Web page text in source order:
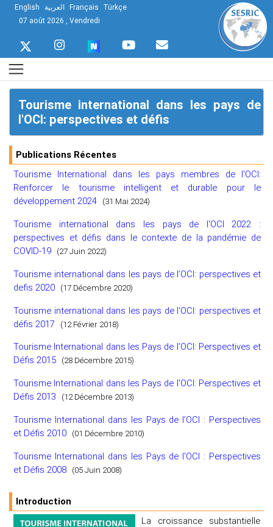
English العربية Français Türkçe
07 août 2026 , Vendredi
Tourisme international dans les pays de
l'OCI: perspectives et défis
Publications Récentes
Tourisme International dans les pays membres de l'OCI:
Renforcer le tourisme intelligent et durable pour le
développement 2024 (31 Mai 2024)
Tourisme international dans les pays de l'OCI 2022 :
perspectives et défis dans le contexte de la pandémie de
COVID-19 (27 Juin 2022)
Tourisme international dans les pays de l’OCI: perspectives et
defis 2020 (17 Décembre 2020)
Tourisme international dans les pays de l'OCI: perspectives et
défis 2017
(12 Février 2018)
Tourisme International dans les Pays de l’OCI: Perspectives et
Défis 2015 (28 Décembre 2015)
Tourisme International dans les Pays de l'OCI: Perspectives et
Défis 2013
(12 Décembre 2013)
Tourisme International dans les Pays de l'OCI : Perspectives
et Défis 2010 (01 Décembre 2010)
Tourisme International dans les Pays de l'OCI : Perspectives
et Défis 2008 (05 Juin 2008)
Introduction
La croissance substantielle